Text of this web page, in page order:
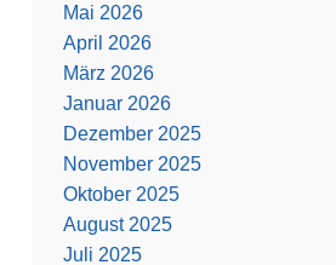
Mai 2026
April 2026
März 2026
Januar 2026
Dezember 2025
November 2025
Oktober 2025
August 2025
Juli 2025